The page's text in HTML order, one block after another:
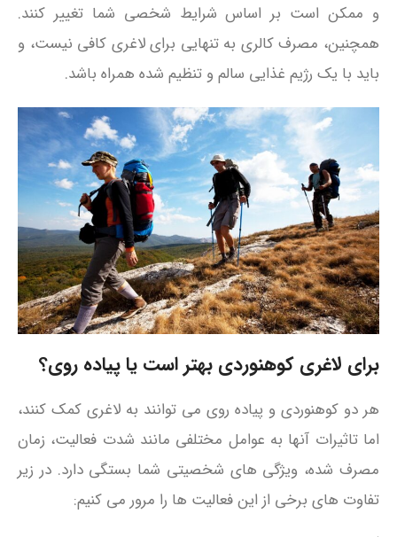
و ممکن است بر اساس شرایط شخصی شما تغییر کنند.
همچنین، مصرف کالری به تنهایی برای لاغری کافی نیست، و
باید با یک رژیم غذایی سالم و تنظیم شده همراه باشد.
برای لاغری کوهنوردی بهتر است یا پیاده روی؟
هر دو کوهنوردی و پیاده‌ روی می‌ توانند به لاغری کمک کنند،
اما تاثیرات آنها به عوامل مختلفی مانند شدت فعالیت، زمان
مصرف شده، ویژگی‌ های شخصیتی شما بستگی دارد. در زیر
تفاوت‌ های برخی از این فعالیت‌ ها را مرور می‌ کنیم: